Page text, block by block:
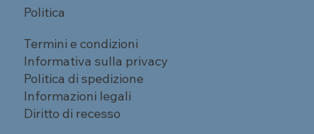
Politica
Termini e condizioni
Informativa sulla privacy
Politica di spedizione
Informazioni legali
Diritto di recesso